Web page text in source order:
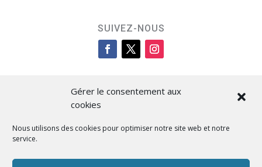
Gérer le consentement aux
cookies
Nous utilisons des cookies pour optimiser notre site web et notre
service.
SUIVEZ-NOUS
Cità di L’Isula